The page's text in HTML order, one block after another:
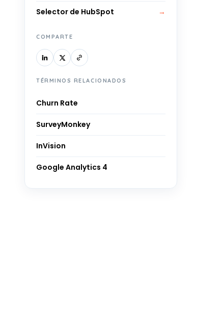
Selector de HubSpot →
COMPARTE
TÉRMINOS RELACIONADOS
Churn Rate
SurveyMonkey
InVision
Google Analytics 4